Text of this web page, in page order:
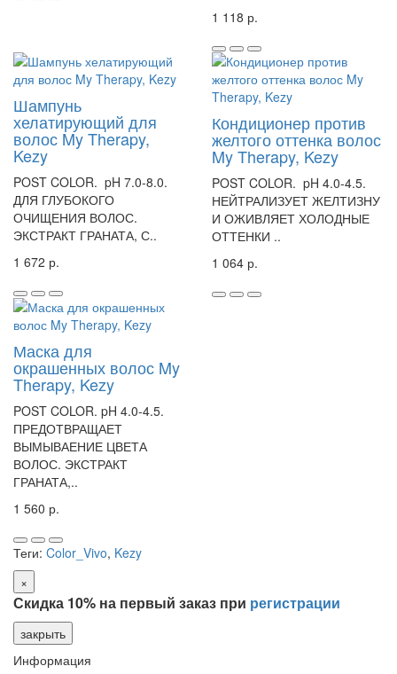
1 118 р.
Шампунь
хелатирующий для
волос My Therapy,
Kezy
POST COLOR. pH 7.0-8.0.
ДЛЯ ГЛУБОКОГО
ОЧИЩЕНИЯ ВОЛОС.
ЭКСТРАКТ ГРАНАТА, С..
1 672 р.
Кондиционер против
желтого оттенка волос
My Therapy, Kezy
POST COLOR. pH 4.0-4.5.
НЕЙТРАЛИЗУЕТ ЖЕЛТИЗНУ
И ОЖИВЛЯЕТ ХОЛОДНЫЕ
ОТТЕНКИ ..
1 064 р.
Маска для
окрашенных волос My
Therapy, Kezy
POST COLOR. pH 4.0-4.5.
ПРЕДОТВРАЩАЕТ
ВЫМЫВАЕНИЕ ЦВЕТА
ВОЛОС. ЭКСТРАКТ
ГРАНАТА,..
1 560 р.
Теги: Color_Vivo, Kezy
×
Скидка 10% на первый заказ при регистрации
закрыть
Информация